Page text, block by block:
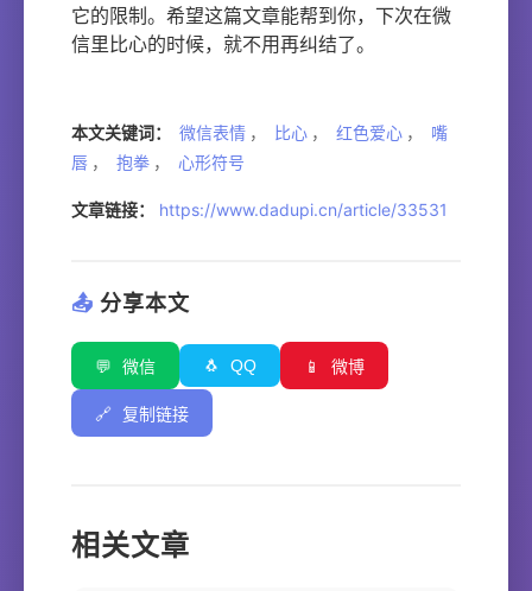
它的限制。希望这篇文章能帮到你，下次在微
信里比心的时候，就不用再纠结了。
本文关键词： 微信表情 ， 比心 ， 红色爱心 ，
嘴
唇 ， 抱拳 ， 心形符号
文章链接： https://www.dadupi.cn/article/33531
📤 分享本文
💬 微信 🐧 QQ 📱 微博
🔗 复制链接
相关文章